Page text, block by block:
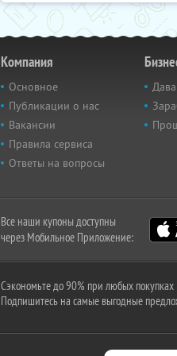
Компания
Основное
Публикации о нас
Вакансии
Правила сервиса
Ответы на вопросы
Все наши купоны доступны
через Мобильное Приложение:
Сэкономьте до 90% при любых покупках
Подпишитесь на самые выгодные